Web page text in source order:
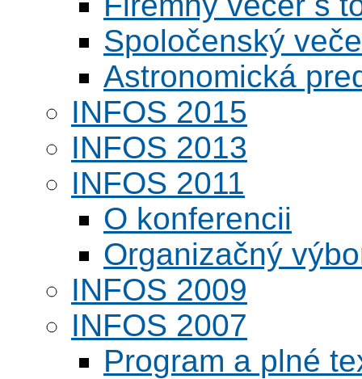
Spoločenský
Astronomická
INFOS 2015
INFOS 2013
INFOS 2011
O konferencii
Organizačný
INFOS 2009
INFOS 2007
Program a plné